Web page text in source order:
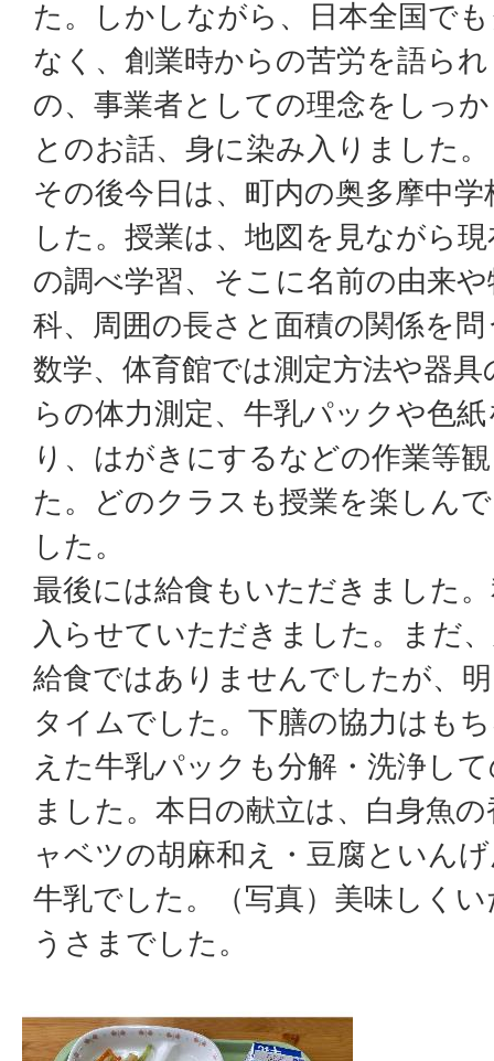
た。しかしながら、日本全国で
なく、創業時からの苦労を語ら
の、事業者としての理念をしっ
とのお話、身に染み入りました。
その後今日は、町内の奥多摩中
した。授業は、地図を見ながら
の調べ学習、そこに名前の由来
科、周囲の長さと面積の関係を
数学、体育館では測定方法や器
らの体力測定、牛乳パックや色
り、はがきにするなどの作業等
た。どのクラスも授業を楽しん
した。
最後には給食もいただきました
入らせていただきました。まだ
給食ではありませんでしたが、
タイムでした。下膳の協力はも
えた牛乳パックも分解・洗浄し
ました。本日の献立は、白身魚
ャベツの胡麻和え・豆腐といん
牛乳でした。（写真）美味しく
うさまでした。